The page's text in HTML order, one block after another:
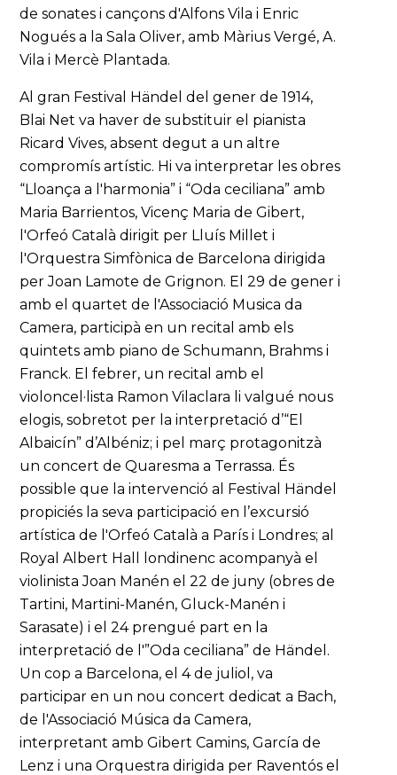
de sonates i cançons d'Alfons Vila i Enric
Nogués a la Sala Oliver, amb Màrius Vergé, A.
Vila i Mercè Plantada.
Al gran Festival Händel del gener de 1914,
Blai Net va haver de substituir el pianista
Ricard Vives, absent degut a un altre
compromís artístic. Hi va interpretar les obres
“Lloança a l'harmonia” i “Oda ceciliana” amb
Maria Barrientos, Vicenç Maria de Gibert,
l'Orfeó Català dirigit per Lluís Millet i
l'Orquestra Simfònica de Barcelona dirigida
per Joan Lamote de Grignon. El 29 de gener i
amb el quartet de l'Associació Musica da
Camera, participà en un recital amb els
quintets amb piano de Schumann, Brahms i
Franck. El febrer, un recital amb el
violoncel·lista Ramon Vilaclara li valgué nous
elogis, sobretot per la interpretació d’“El
Albaicín” d’Albéniz; i pel març protagonitzà
un concert de Quaresma a Terrassa. És
possible que la intervenció al Festival Händel
propiciés la seva participació en l’excursió
artística de l'Orfeó Català a París i Londres; al
Royal Albert Hall londinenc acompanyà el
violinista Joan Manén el 22 de juny (obres de
Tartini, Martini-Manén, Gluck-Manén i
Sarasate) i el 24 prengué part en la
interpretació de l'”Oda ceciliana” de Händel.
Un cop a Barcelona, el 4 de juliol, va
participar en un nou concert dedicat a Bach,
de l'Associació Música da Camera,
interpretant amb Gibert Camins, García de
Lenz i una Orquestra dirigida per Raventós el